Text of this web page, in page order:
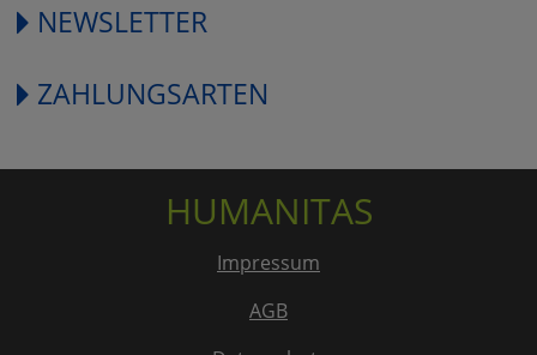
NEWSLETTER
ZAHLUNGSARTEN
HUMANITAS
Impressum
AGB